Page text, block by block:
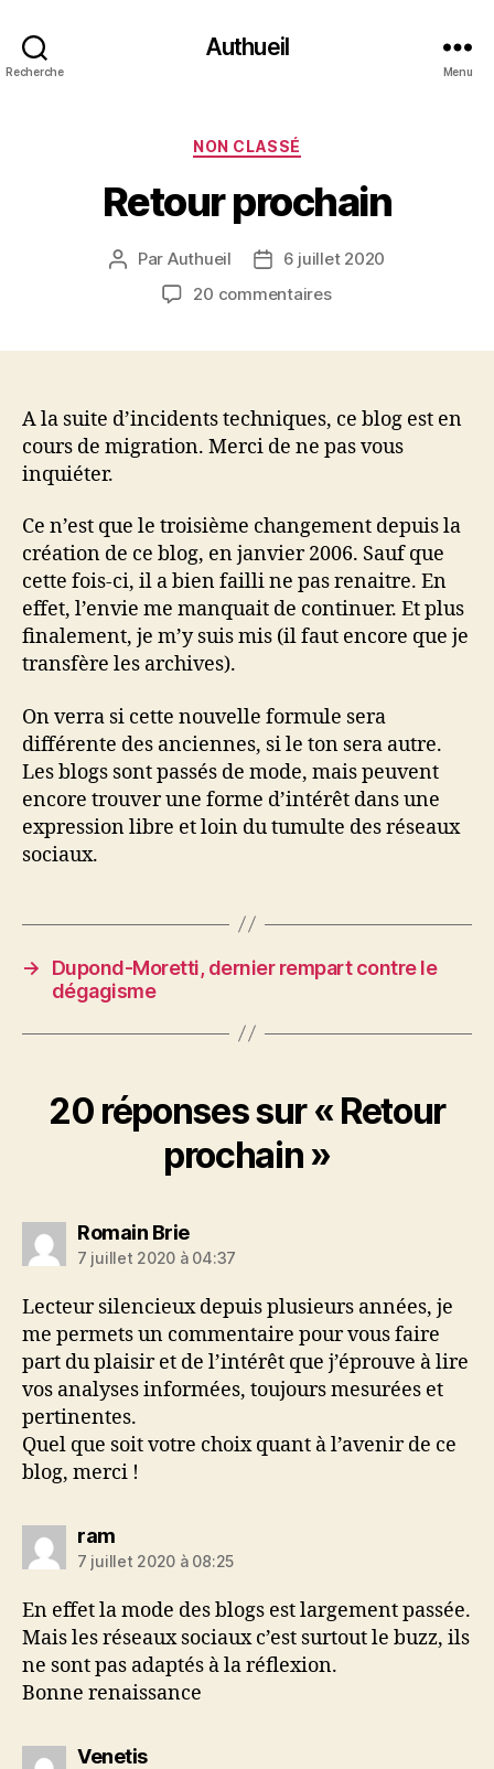
Recherche
Authueil
Menu
Catégories
NON CLASSÉ
Retour prochain
Auteur
l’article
Par Authueil
Date6 juillet 2020
20 commentairessur
A la suite d’incidents techniques, ce blog est en
cours de migration. Merci de ne pas vous
inquiéter.
Ce n’est que le troisième changement depuis la
création de ce blog, en janvier 2006. Sauf que
cette fois-ci, il a bien failli ne pas renaitre. En
effet, l’envie me manquait de continuer. Et plus
finalement, je m’y suis mis (il faut encore que je
transfère les archives).
On verra si cette nouvelle formule sera
différente des anciennes, si le ton sera autre.
Les blogs sont passés de mode, mais peuvent
encore trouver une forme d’intérêt dans une
expression libre et loin du tumulte des réseaux
sociaux.
→
Dupond-Moretti, dernier rempart contre le
dégagisme
20 réponses sur « Retour
prochain »
Romain Briedit :
7 juillet 2020 à 04:37
Lecteur silencieux depuis plusieurs années, je
me permets un commentaire pour vous faire
part du plaisir et de l’intérêt que j’éprouve à lire
vos analyses informées, toujours mesurées et
pertinentes.
Quel que soit votre choix quant à l’avenir de ce
blog, merci !
ramdit :
7 juillet 2020 à 08:25
En effet la mode des blogs est largement passée.
Mais les réseaux sociaux c’est surtout le buzz, ils
ne sont pas adaptés à la réflexion.
Bonne renaissance
Venetisdit :